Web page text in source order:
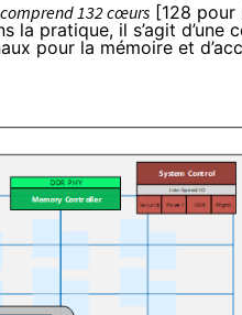
132 cœurs [128
la pratique, il s’agit
pour la mémoire et